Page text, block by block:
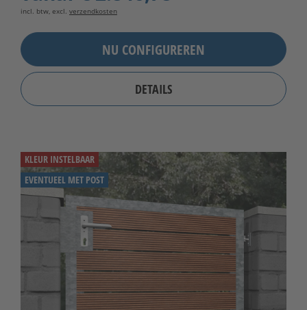
incl. btw, excl. verzendkosten
NU CONFIGUREREN
DETAILS
KLEUR INSTELBAAR
EVENTUEEL MET POST